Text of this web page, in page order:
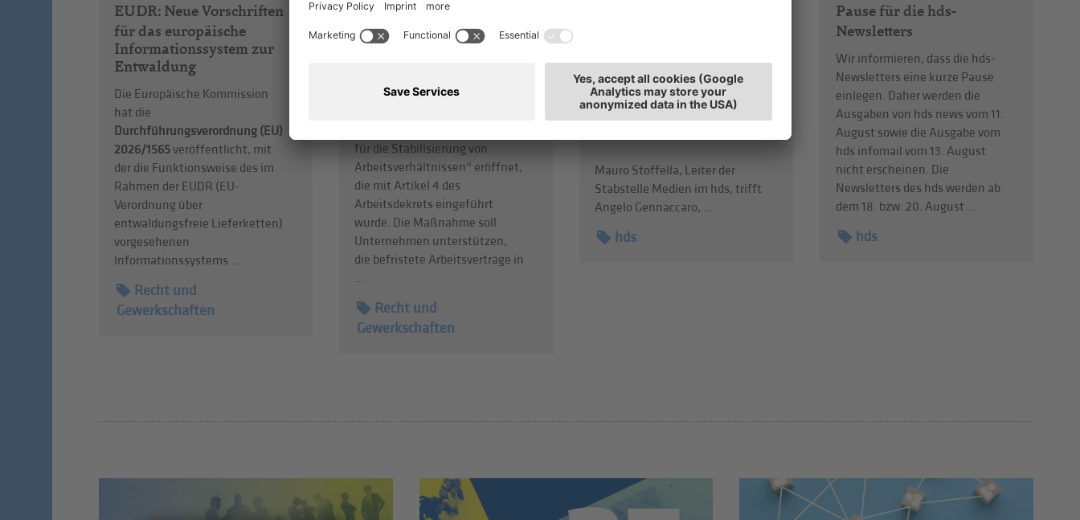
EUDR: Neue Vorschriften
für das europäische
Informationssystem zur
Entwaldung
Die Europäische Kommission
hat die
Durchführungsverordnung (EU)
2026/1565veröffentlicht, mit
der die Funktionsweise des im
Rahmen der EUDR (EU-
Verordnung über
entwaldungsfreie Lieferketten)
vorgesehenen
Informationssystems ...
Recht und
Gewerkschaften
Neuer Anreiz für die
Umwandlung befristeter
Arbeitsverträge in
Beschäftigungsverhältnisse
für die Stabilisierung von
Arbeitsverhältnissen“ eröffnet,
die mit Artikel 4 des
Arbeitsdekrets eingeführt
wurde. Die Maßnahme soll
Unternehmen unterstützen,
die befristete Arbeitsverträge in
...
Recht und
Gewerkschaften
Welche Rolle spielt der
Einzelhandel für ein lebendiges
Stadtviertel – und was braucht
es, damit unsere Ortszentren
Mauro Stoffella, Leiter der
Stabstelle Medien im hds, trifft
Angelo Gennaccaro, ...
hds
Pause für die hds-
Newsletters
Wir informieren, dass die hds-
Newsletters eine kurze Pause
einlegen. Daher werden die
Ausgaben von hds news vom 11.
August sowie die Ausgabe vom
hds infomail vom 13. August
nicht erscheinen. Die
Newsletters des hds werden ab
dem 18. bzw. 20. August ...
hds